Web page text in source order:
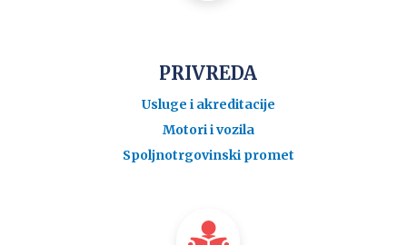
PRIVREDA
Usluge i akreditacije
Motori i vozila
Spoljnotrgovinski promet